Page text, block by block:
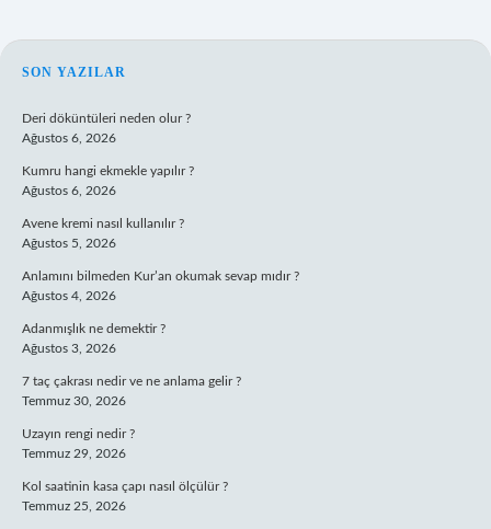
SIDEBAR
SON YAZILAR
Deri döküntüleri neden olur ?
Ağustos 6, 2026
Kumru hangi ekmekle yapılır ?
Ağustos 6, 2026
Avene kremi nasıl kullanılır ?
Ağustos 5, 2026
Anlamını bilmeden Kur’an okumak sevap mıdır ?
Ağustos 4, 2026
Adanmışlık ne demektir ?
Ağustos 3, 2026
7 taç çakrası nedir ve ne anlama gelir ?
Temmuz 30, 2026
Uzayın rengi nedir ?
Temmuz 29, 2026
Kol saatinin kasa çapı nasıl ölçülür ?
Temmuz 25, 2026